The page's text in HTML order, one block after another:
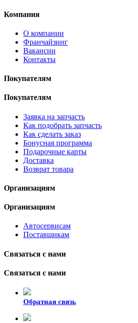
Компания
О компании
Франчайзинг
Вакансии
Контакты
Покупателям
Покупателям
Заявка на запчасть
Как подобрать запчасть
Как сделать заказ
Бонусная программа
Подарочные карты
Доставка
Возврат товара
Организациям
Организациям
Автосервисам
Поставщикам
Связаться с нами
Связаться с нами
Обратная связь